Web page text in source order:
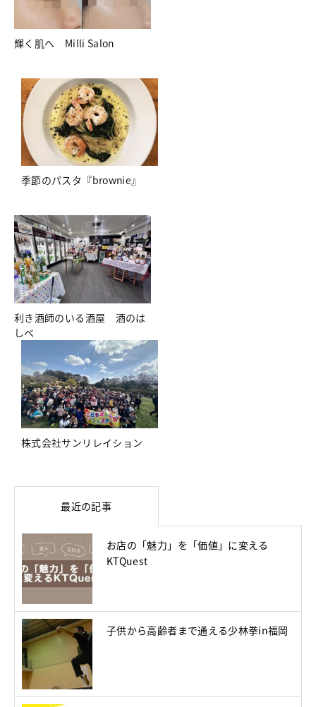
輝く肌へ Milli Salon
季節のパスタ『brownie』
利き酒師のいる酒屋 酒のは
しべ
株式会社サンリレイション
最近の記事
お店の「魅力」を「価値」に変える
KTQuest
子供から高齢者まで通える少林拳in福岡